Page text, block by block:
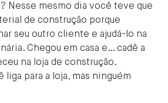
Nesse mesmo dia você teve que
de construção porque
seu outro cliente e ajudá-lo na
Chegou em casa e… cadê a
na loja de construção.
para a loja, mas ninguém